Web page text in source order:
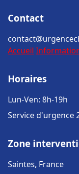
Contact
Accueil
Horaires
Lun-Ven: 8h-19h
Service d'urgence
Zone
Saintes, France